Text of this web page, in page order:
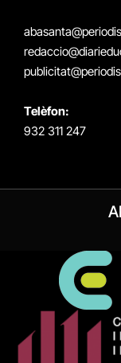
Telèfon:
932 311 247